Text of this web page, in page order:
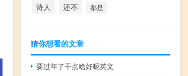
诗人 还不 都是
猜你想看的文章
要过年了干点啥好呢英文